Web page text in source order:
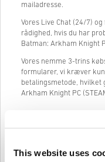
This website uses
mailadresse.
Vores Live Chat (24/7)
rådighed, hvis du har
Batman: Arkham Knight
Vores nemme 3-trins
formularer, vi kræver
betalingsmetode, hvilket
Arkham Knight PC
Sådan fungerer det
Ansvarsfraskrivelse